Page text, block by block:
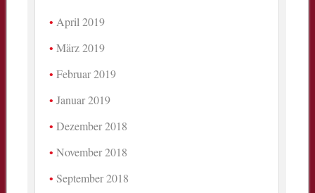
April 2019
März 2019
Februar 2019
Januar 2019
Dezember 2018
November 2018
September 2018